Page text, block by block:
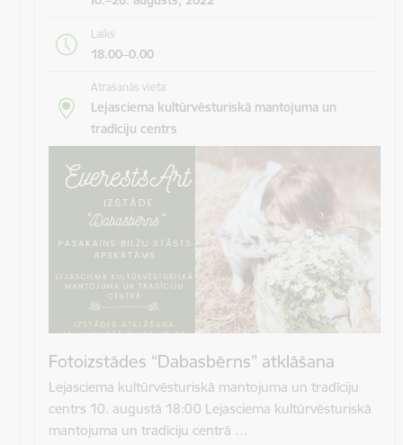
Laiks
18.00–0.00
Atrašanās vieta
Lejasciema kultūrvēsturiskā mantojuma un
tradīciju centrs
Fotoizstādes “Dabasbērns” atklāšana
Lejasciema kultūrvēsturiskā mantojuma un tradīciju
centrs 10. augustā 18:00 Lejasciema kultūrvēsturiskā
mantojuma un tradīciju centrā …